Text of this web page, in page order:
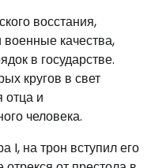
восстания,
качества,
в государстве.
кругов в свет
отца и
человека.
I, на трон вступил его